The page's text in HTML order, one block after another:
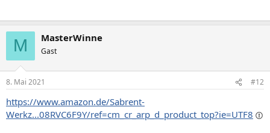
M MasterWinne
Gast
8. Mai 2021 #12
https://www.amazon.de/Sabrent-
Werkz...08RVC6F9Y/ref=cm_cr_arp_d_product_top?ie=UTF8